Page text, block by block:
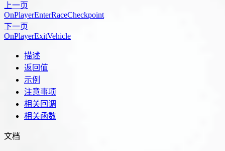
上一页
OnPlayerEnterRaceCheckpoint
下一页
OnPlayerExitVehicle
描述
返回值
示例
注意事项
相关回调
相关函数
文档